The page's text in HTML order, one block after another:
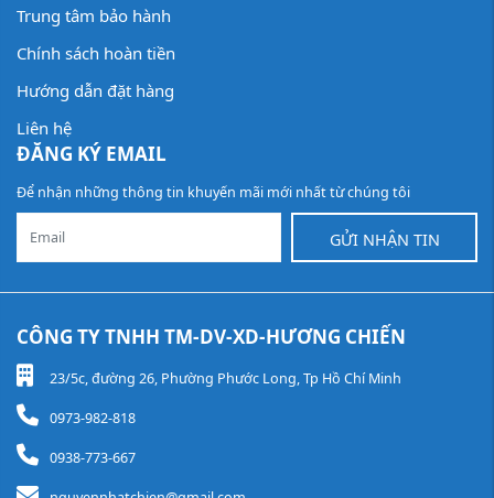
Trung tâm bảo hành
Chính sách hoàn tiền
Hướng dẫn đặt hàng
Liên hệ
ĐĂNG KÝ EMAIL
Để nhận những thông tin khuyến mãi mới nhất từ chúng tôi
GỬI NHẬN TIN
CÔNG TY TNHH TM-DV-XD-HƯƠNG CHIẾN
23/5c, đường 26, Phường Phước Long, Tp Hồ Chí Minh
0973-982-818
0938-773-667